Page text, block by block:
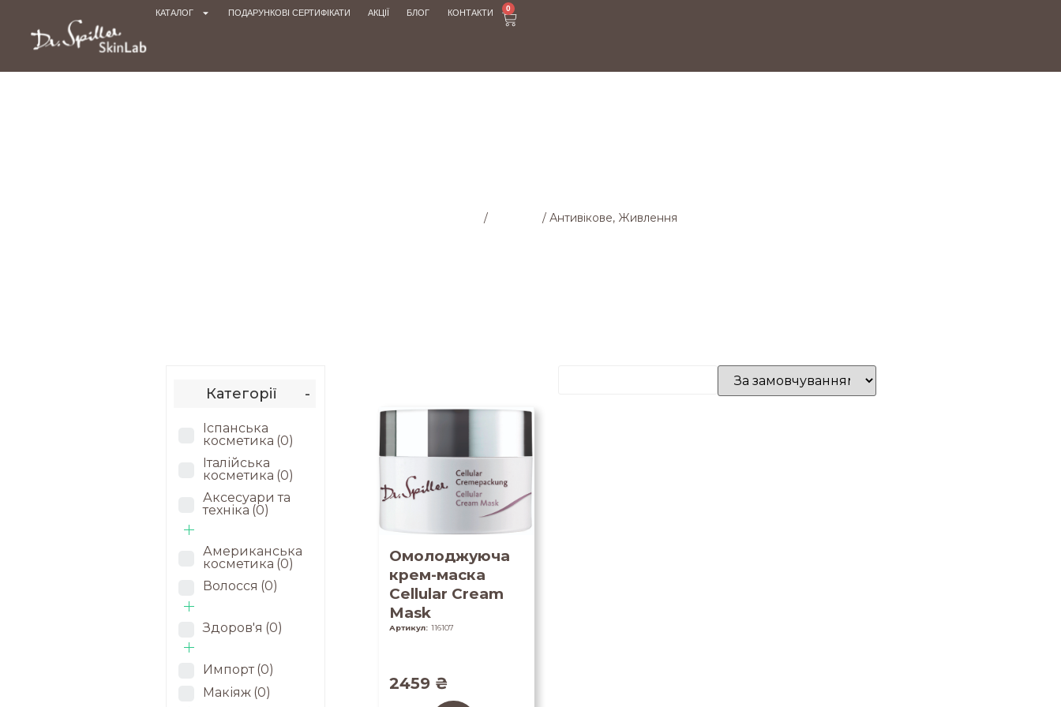
КАТАЛОГ ПОДАРУНКОВІ СЕРТИФІКАТИ АКЦІЇ БЛОГ КОНТАКТИ 0
/ / Антивікове, Живлення
Категорії -
Іспанська
косметика (0)
Італійська
косметика (0)
Аксесуари та
техніка (0)
Американська
косметика (0)
Волосся (0)
Здоров'я (0)
Импорт (0)
Макіяж (0)
Омолоджуюча
крем-маска
Cellular Cream
Mask
Артикул: 116107
2459 ₴